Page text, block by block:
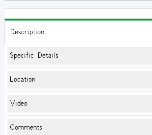
Description
Specific Details
Location
Video
Comments